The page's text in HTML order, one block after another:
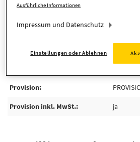
Provision
Provision inkl. MwSt. ja
Ausführliche Informationen
Impressum und Datenschutz
Einstellungen oder Ablehnen